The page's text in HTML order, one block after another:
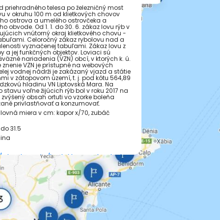
priehradného telesa po železničný most
v okruhu 100 m od klietkových chovov
ostrova a umelého ostrovčeka a
obvode. Od 1. 1. do 30. 6. zákaz lovu rýb v
vnútorný okraj klietkového chovu -
Celoročný zákaz rybolovu nad a
vyznačenej tabuľami. Zákaz lovu z
a jej funkčných objektov. Loviaci sú
nariadenia (VZN) obcí, v ktorých k. ú.
VZN je prístupné na webových
vodnej nádrži je zakázaný vjazd a státie
v zátopovom území, t. j. pod kótu 564,89
hladinu VN Liptovská Mara. Na
voľne žijúcich rýb bol v roku 2017 na
obsah ortuti vo vzorke boleňa
privlastňovať a konzumovať.
miera v cm: kapor x/70, zubáč
31.5
reviry/kontakty-na-rybarskych-
srz/
rybolov
povoleni/